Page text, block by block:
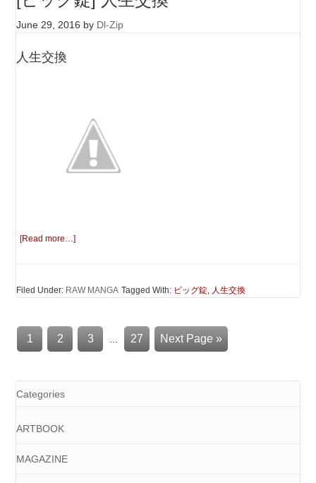
June 29, 2016 by Dl-Zip
人生交換
[Read more…]
Filed Under: RAW MANGA Tagged With: ビッグ錠, 人生交換
1 2 3 … 27 Next Page »
Categories
ARTBOOK
MAGAZINE